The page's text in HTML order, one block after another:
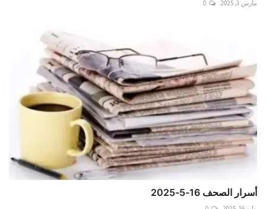
مارس 3, 2025 0
أسرار الصحف 16-5-2025